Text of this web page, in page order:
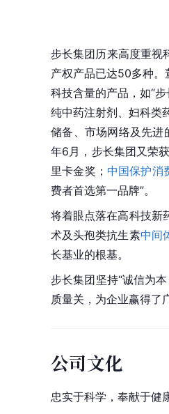
步长集团历来高度重视
产权产品已达50多种。
科技含量的产品，如“
纯中药注射剂、妇科类
储备、市场网络及先进
年6月，步长集团又荣
里卡金奖； 中国保护消
费者首选第一品牌”。
将着眼点落在高科技新
术及头孢类抗生素中间
长基业的根基。
步长集团坚持“诚信为
质量关，为企业赢得了
公司文化
忠实于科学，奉献于健